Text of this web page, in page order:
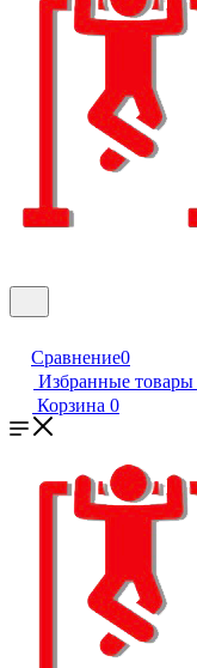
Сравнение0
Избранные товары
Корзина 0